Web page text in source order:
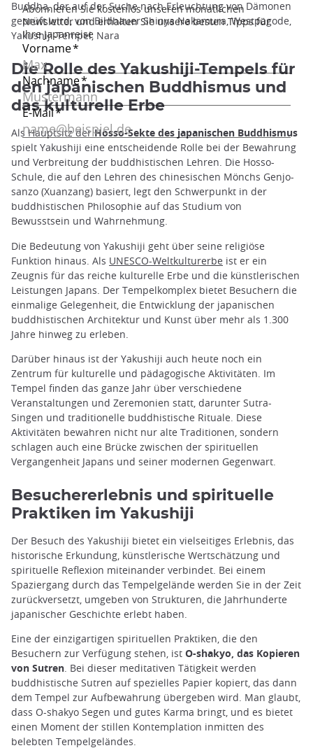
Buddha, der auf der Suche nach Erleuchtung von Dämonen
geprüft wird, von Bildhauer Shinya Nakamura, Westpagode,
Yakushiji-Tempel, Nara
Die Rolle des Yakushiji-Tempels für
den japanischen Buddhismus und
das kulturelle Erbe
Als Hauptsitz derHosso-Sekte des japanischen Buddhismus
spielt Yakushiji eine entscheidende Rolle bei der Bewahrung
und Verbreitung der buddhistischen Lehren. Die Hosso-
Schule, die auf den Lehren des chinesischen Mönchs Genjo-
sanzo (Xuanzang) basiert, legt den Schwerpunkt in der
buddhistischen Philosophie auf das Studium von
Bewusstsein und Wahrnehmung.
Die Bedeutung von Yakushiji geht über seine religiöse
Funktion hinaus. Als UNESCO-Weltkulturerbe ist er ein
Zeugnis für das reiche kulturelle Erbe und die künstlerischen
Leistungen Japans. Der Tempelkomplex bietet Besuchern die
einmalige Gelegenheit, die Entwicklung der japanischen
buddhistischen Architektur und Kunst über mehr als 1.300
Jahre hinweg zu erleben.
Darüber hinaus ist der Yakushiji auch heute noch ein
Zentrum für kulturelle und pädagogische Aktivitäten. Im
Tempel finden das ganze Jahr über verschiedene
Veranstaltungen und Zeremonien statt, darunter Sutra-
Singen und traditionelle buddhistische Rituale. Diese
Aktivitäten bewahren nicht nur alte Traditionen, sondern
schlagen auch eine Brücke zwischen der spirituellen
Vergangenheit Japans und seiner modernen Gegenwart.
Besuchererlebnis und spirituelle
Praktiken im Yakushiji
Der Besuch des Yakushiji bietet ein vielseitiges Erlebnis, das
historische Erkundung, künstlerische Wertschätzung und
spirituelle Reflexion miteinander verbindet. Bei einem
Spaziergang durch das Tempelgelände werden Sie in der Zeit
zurückversetzt, umgeben von Strukturen, die Jahrhunderte
japanischer Geschichte erlebt haben.
Eine der einzigartigen spirituellen Praktiken, die den
Besuchern zur Verfügung stehen, ist O-shakyo, das Kopieren
von Sutren. Bei dieser meditativen Tätigkeit werden
buddhistische Sutren auf spezielles Papier kopiert, das dann
dem Tempel zur Aufbewahrung übergeben wird. Man glaubt,
dass O-shakyo Segen und gutes Karma bringt, und es bietet
einen Moment der stillen Kontemplation inmitten des
belebten Tempelgeländes.